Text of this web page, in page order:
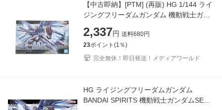
【中古即納】[PTM] (再販) HG 1/144 ライ
ジングフリーダムガンダム 機動戦士ガン
ム) プラモデル(506628
2,337円 送料680円
23ポイント(1 ％)
完全無休！即日発送！メディアワールド
HG ライジングフリーダムガンダム
BANDAI SPIRITS 機動戦士ガンダムSEED